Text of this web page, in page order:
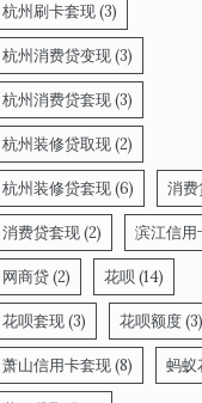
杭州刷卡套现(3)
杭州消费贷变现(3)
杭州消费贷套现(3)
杭州装修贷取现(2)
杭州装修贷套现(6) 消
消费贷套现(2) 滨江信用
网商贷(2) 花呗 (14)
花呗套现(3) 花呗额度(3)
萧山信用卡套现(8) 蚂蚁